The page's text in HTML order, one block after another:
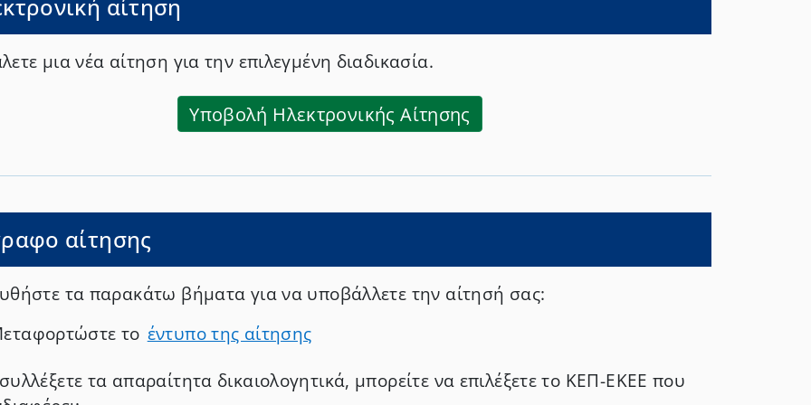
δανειστών, τοκογλυφίας, έκδοσης ακάλυπτης
επιταγής ή για κάποιο από τα εγκλήματα περί το νόμισμα.» Γ)
και παραλάβει από την αρμόδια αρχή τα πιστοποιητικά
αίτηση
μια νέα αίτηση για την επιλεγμένη διαδικασία.
Υποβολή Ηλεκτρονικής Αίτησης
αίτησης
τα παρακάτω βήματα για να υποβάλλετε την αίτησή σας:
το έντυπο της αίτησης
τα απαραίτητα δικαιολογητικά, μπορείτε να επιλέξετε το ΚΕΠ-ΕΚΕΕ που